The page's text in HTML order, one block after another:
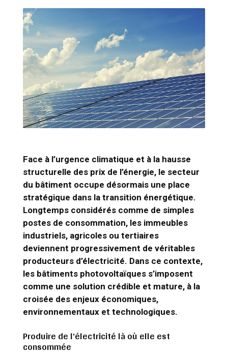
Face à l’urgence climatique et à la hausse
structurelle des prix de l’énergie, le secteur
du bâtiment occupe désormais une place
stratégique dans la transition énergétique.
Longtemps considérés comme de simples
postes de consommation, les immeubles
industriels, agricoles ou tertiaires
deviennent progressivement de véritables
producteurs d’électricité. Dans ce contexte,
les bâtiments photovoltaïques s’imposent
comme une solution crédible et mature, à la
croisée des enjeux économiques,
environnementaux et technologiques.
Produire de l’électricité là où elle est
consommée